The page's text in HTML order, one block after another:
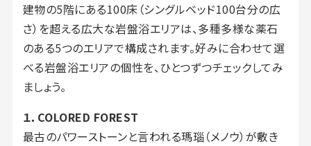
建物の5階にある100床（シングルベッド100台分の広
さ）を超える広大な岩盤浴エリアは、多種多様な薬石
のある5つのエリアで構成されます。好みに合わせて選
べる岩盤浴エリアの個性を、ひとつずつチェックしてみ
ましょう。
１．COLORED FOREST
最古のパワーストーンと言われる瑪瑙（メノウ）が敷き